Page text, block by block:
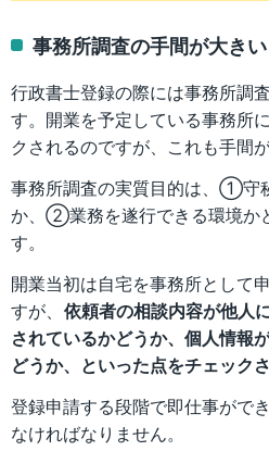
事務所調査の手間が大きい
行政書士登録の際には事務所調
す。開業を予定している事務所
クされるのですが、これも手間
事務所調査の実質目的は、①守
か、②業務を遂行できる環境か
す。
開業当初は自宅を事務所として
すが、 依頼者の相談内容が他人
されているかどうか、個人情報
どうか、といった点をチェック
登録申請する段階で即仕事がで
なければなりません。